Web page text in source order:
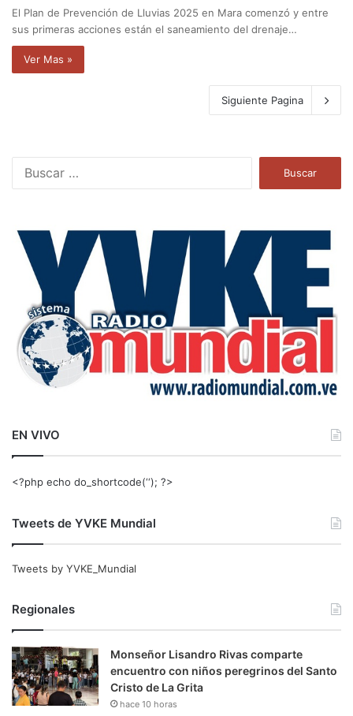
El Plan de Prevención de Lluvias 2025 en Mara comenzó y entre
sus primeras acciones están el saneamiento del drenaje…
Ver Mas »
Siguiente Pagina
a
EN VIVO
<?php echo do_shortcode(‘‘); ?>
Tweets de YVKE Mundial
Tweets by YVKE_Mundial
Regionales
Monseñor Lisandro Rivas comparte
encuentro con niños peregrinos del Santo
Cristo de La Grita
hace 10 horas